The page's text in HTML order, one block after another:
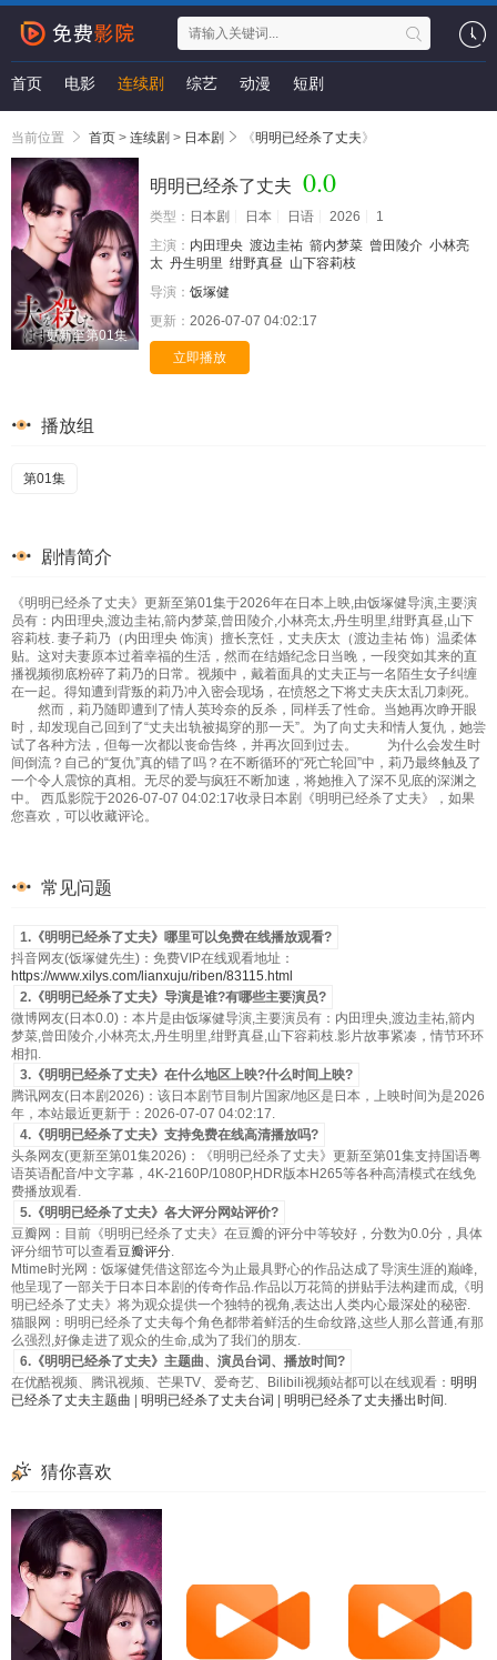
首页 电影 连续剧 综艺 动漫 短剧
当前位置 首页 > 连续剧 > 日本剧 《明明已经杀了丈夫》
更新至第01集
明明已经杀了丈夫 0.0
类型： 日本剧 日本 日语 2026
1
主演： 内田理央 渡边圭祐 箭内梦菜 曾田陵介 小林亮
太 丹生明里 绀野真昼 山下容莉枝
导演： 饭塚健
更新： 2026-07-07 04:02:17
立即播放
播放组
第01集
剧情简介
《明明已经杀了丈夫》更新至第01集于2026年在日本上映,由饭塚健导演,主要演
员有：内田理央,渡边圭祐,箭内梦菜,曾田陵介,小林亮太,丹生明里,绀野真昼,山下
容莉枝. 妻子莉乃（内田理央 饰演）擅长烹饪，丈夫庆太（渡边圭祐 饰）温柔体
贴。这对夫妻原本过着幸福的生活，然而在结婚纪念日当晚，一段突如其来的直
播视频彻底粉碎了莉乃的日常。视频中，戴着面具的丈夫正与一名陌生女子纠缠
在一起。得知遭到背叛的莉乃冲入密会现场，在愤怒之下将丈夫庆太乱刀刺死。
然而，莉乃随即遭到了情人英玲奈的反杀，同样丢了性命。当她再次睁开眼
时，却发现自己回到了“丈夫出轨被揭穿的那一天”。为了向丈夫和情人复仇，她尝
试了各种方法，但每一次都以丧命告终，并再次回到过去。 为什么会发生时
间倒流？自己的“复仇”真的错了吗？在不断循环的“死亡轮回”中，莉乃最终触及了
一个令人震惊的真相。无尽的爱与疯狂不断加速，将她推入了深不见底的深渊之
中。 西瓜影院于2026-07-07 04:02:17收录日本剧《明明已经杀了丈夫》，如果
您喜欢，可以收藏评论。
常见问题
1.《明明已经杀了丈夫》哪里可以免费在线播放观看?
抖音网友(饭塚健先生)：免费VIP在线观看地址：
https://www.xilys.com/lianxuju/riben/83115.html
2.《明明已经杀了丈夫》导演是谁?有哪些主要演员?
微博网友(日本0.0)：本片是由饭塚健导演,主要演员有：内田理央,渡边圭祐,箭内
梦菜,曾田陵介,小林亮太,丹生明里,绀野真昼,山下容莉枝.影片故事紧凑，情节环环
相扣.
3.《明明已经杀了丈夫》在什么地区上映?什么时间上映?
腾讯网友(日本剧2026)：该日本剧节目制片国家/地区是日本，上映时间为是2026
年，本站最近更新于：2026-07-07 04:02:17.
4.《明明已经杀了丈夫》支持免费在线高清播放吗?
头条网友(更新至第01集2026)：《明明已经杀了丈夫》更新至第01集支持国语粤
语英语配音/中文字幕，4K-2160P/1080P,HDR版本H265等各种高清模式在线免
费播放观看.
5.《明明已经杀了丈夫》各大评分网站评价?
豆瓣网：目前《明明已经杀了丈夫》在豆瓣的评分中等较好，分数为0.0分，具体
评分细节可以查看豆瓣评分.
Mtime时光网：饭塚健凭借这部迄今为止最具野心的作品达成了导演生涯的巅峰,
他呈现了一部关于日本日本剧的传奇作品.作品以万花筒的拼贴手法构建而成,《明
明已经杀了丈夫》将为观众提供一个独特的视角,表达出人类内心最深处的秘密.
猫眼网：明明已经杀了丈夫每个角色都带着鲜活的生命纹路,这些人那么普通,有那
么强烈,好像走进了观众的生命,成为了我们的朋友.
6.《明明已经杀了丈夫》主题曲、演员台词、播放时间?
在优酷视频、腾讯视频、芒果TV、爱奇艺、Bilibili视频站都可以在线观看： 明明
已经杀了丈夫主题曲
明明已经杀了丈夫台词 明明已经杀了丈夫播出时间 .
猜你喜欢